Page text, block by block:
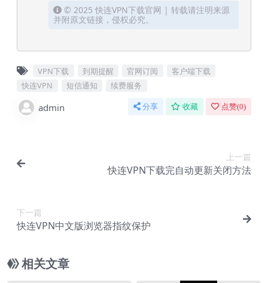
© 2025 快连VPN下载官网 | 转载请注明来源
并附原文链接，侵权必究。
VPN下载 到期提醒 官网订阅
客户端下载
快连VPN
短信通知 续费服务
admin 分享 收藏 点赞(0)
上一篇
快连VPN下载完自动更新关闭方法
下一篇
快连VPN中文版浏览器指纹保护
相关文章